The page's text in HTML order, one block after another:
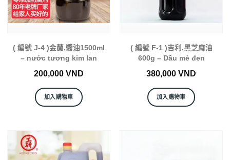
( 編號 J-4 )金蘭,醬油1500ml
– nước tương kim lan
200,000 VND
加入購物車
( 編號 F-1 )吉利,黑芝麻油
600g – Dầu mè đen
380,000 VND
加入購物車